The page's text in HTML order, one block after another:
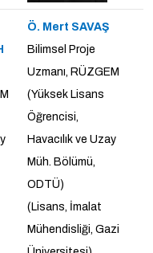
Ö. Mert SAVAŞ
Bilimsel Proje
Uzmanı, RÜZGEM
(Yüksek Lisans
Öğrencisi,
Havacılık ve Uzay
Müh. Bölümü,
ODTÜ)
(Lisans, İmalat
Mühendisliği, Gazi